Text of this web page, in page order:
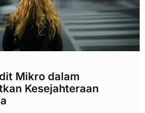
Mikro dalam
Kesejahteraan